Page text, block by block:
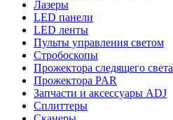
Лазеры
LED панели
LED ленты
Пульты управления светом
Стробоскопы
Прожектора следящего света
Прожектора PAR
Запчасти и аксессуары ADJ
Сплиттеры